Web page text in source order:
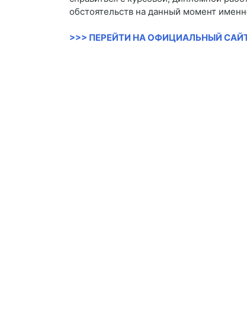
обстоятельств на данный момент
>>> ПЕРЕЙТИ НА ОФИЦИАЛЬНЫЙ